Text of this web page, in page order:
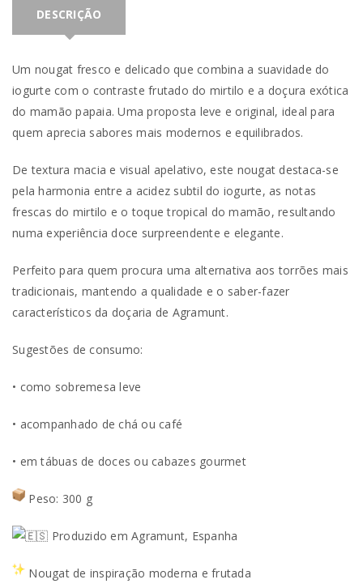
DESCRIÇÃO
Um nougat fresco e delicado que combina a suavidade do
iogurte com o contraste frutado do mirtilo e a doçura exótica
do mamão papaia. Uma proposta leve e original, ideal para
quem aprecia sabores mais modernos e equilibrados.
De textura macia e visual apelativo, este nougat destaca-se
pela harmonia entre a acidez subtil do iogurte, as notas
frescas do mirtilo e o toque tropical do mamão, resultando
numa experiência doce surpreendente e elegante.
Perfeito para quem procura uma alternativa aos torrões mais
tradicionais, mantendo a qualidade e o saber-fazer
característicos da doçaria de Agramunt.
Sugestões de consumo:
• como sobremesa leve
• acompanhado de chá ou café
• em tábuas de doces ou cabazes gourmet
Peso: 300 g
Produzido em Agramunt, Espanha
Nougat de inspiração moderna e frutada